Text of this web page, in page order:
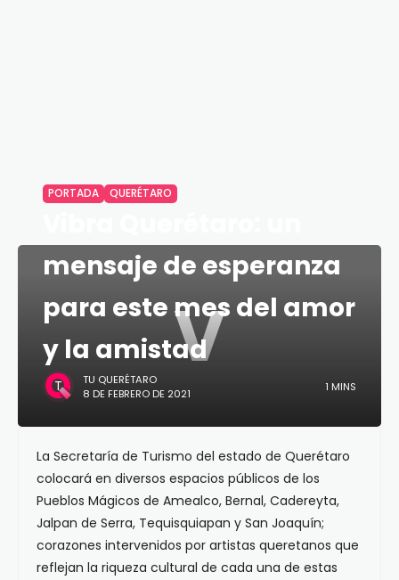
V
PORTADA QUERÉTARO
mensaje de esperanza
para este mes del amor
y la amistad
TU QUERÉTARO
8 DE FEBRERO DE 2021
1 MINS
La Secretaría de Turismo del estado de Querétaro
colocará en diversos espacios públicos de los
Pueblos Mágicos de Amealco, Bernal, Cadereyta,
Jalpan de Serra, Tequisquiapan y San Joaquín;
corazones intervenidos por artistas queretanos que
reflejan la riqueza cultural de cada una de estas